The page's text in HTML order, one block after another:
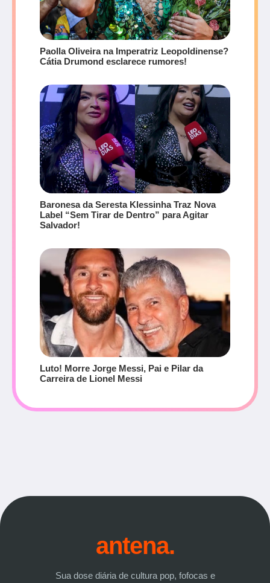
Paolla Oliveira na Imperatriz Leopoldinense?
Cátia Drumond esclarece rumores!
Baronesa da Seresta Klessinha Traz Nova
Label “Sem Tirar de Dentro” para Agitar
Salvador!
Luto! Morre Jorge Messi, Pai e Pilar da
Carreira de Lionel Messi
antena.
Sua dose diária de cultura pop, fofocas e